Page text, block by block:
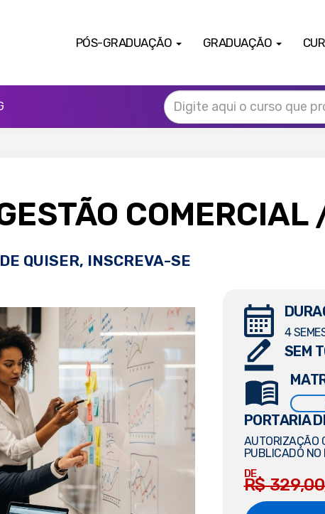
PÓS-GRADUAÇÃO GRADUAÇÃO
COMERCIAL
QUISER, INSCREVA-SE
4
SEM
PORTARIA
AUTORIZAÇÃO
PUBLICADO
DE
R$